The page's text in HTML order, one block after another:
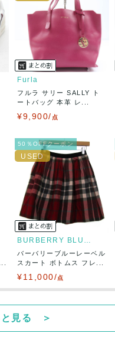
答えできない場合もござい
・返金にて対応致しますの
、コンビニ払い
Furla
フルラ サリー SALLY ト
ートバッグ 本革 レ...
¥9,900/ 点
50％OFFクーポン
バーバリーブルーレーベル
スカート ボトムス フレ...
¥11,000/点
と見る ＞